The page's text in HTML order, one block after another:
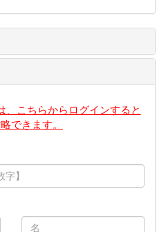
こちらからログインすると
できます。